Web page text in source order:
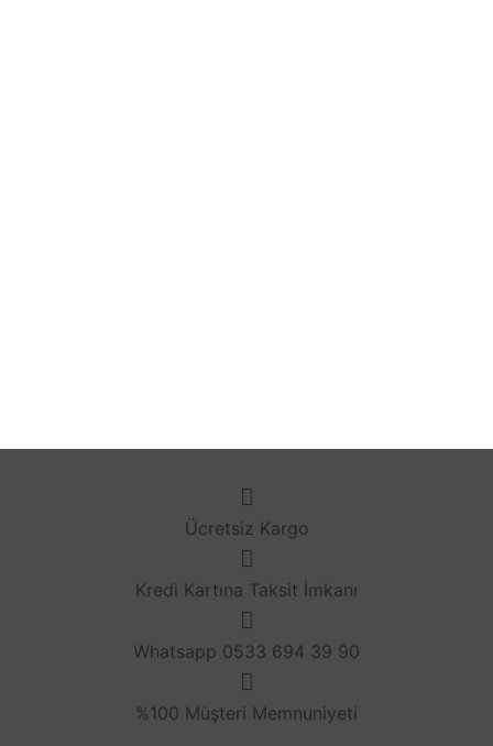
Ücretsiz Kargo
Kredi Kartına Taksit İmkanı
Whatsapp 0533 694 39 90
%100 Müşteri Memnuniyeti